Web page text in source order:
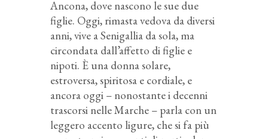
Ancona, dove nascono le sue due
figlie. Oggi, rimasta vedova da diversi
anni, vive a Senigallia da sola, ma
circondata dall’affetto di figlie e
nipoti. È una donna solare,
estroversa, spiritosa e cordiale, e
ancora oggi – nonostante i decenni
trascorsi nelle Marche – parla con un
leggero accento ligure, che si fa più